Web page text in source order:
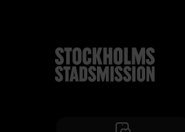
huvudinnehåll